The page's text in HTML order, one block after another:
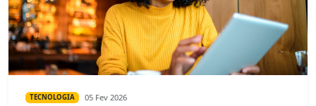
TECNOLOGIA 05 Fev 2026